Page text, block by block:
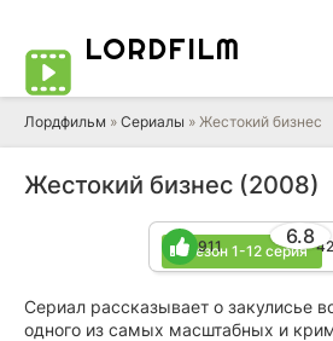
LORDFILM
Лордфильм » Сериалы » Жестокий бизнес
Жестокий бизнес (2008)
1 сезон 1-12 серия
6.8
911
Сериал рассказывает о закулисье
одного из самых масштабных и